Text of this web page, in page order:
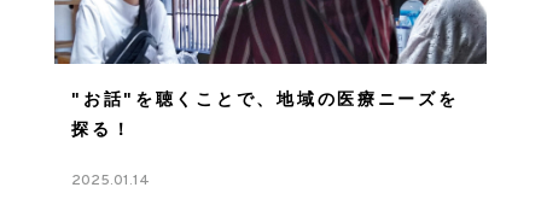
"お話"を聴くことで、地域の医療ニーズを
探る！
2025.01.14